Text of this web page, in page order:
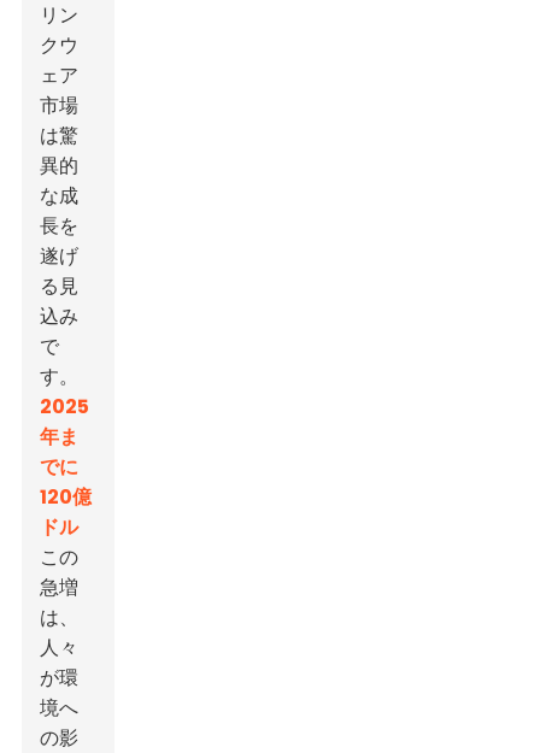
リン
クウ
ェア
市場
は驚
異的
な成
長を
遂げ
る見
込み
で
す。
2025
年ま
でに
120億
ドル
この
急増
は、
人々
が環
境へ
の影